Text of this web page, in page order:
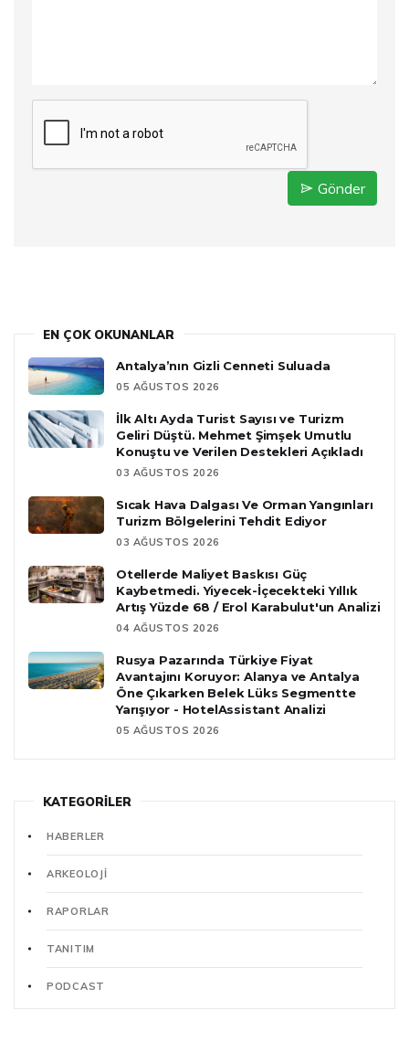
Gönder
EN ÇOK OKUNANLAR
Antalya’nın Gizli Cenneti Suluada
05 AĞUSTOS 2026
İlk Altı Ayda Turist Sayısı ve Turizm
Geliri Düştü. Mehmet Şimşek Umutlu
Konuştu ve Verilen Destekleri Açıkladı
03 AĞUSTOS 2026
Sıcak Hava Dalgası Ve Orman Yangınları
Turizm Bölgelerini Tehdit Ediyor
03 AĞUSTOS 2026
Otellerde Maliyet Baskısı Güç
Kaybetmedi. Yiyecek-İçecekteki Yıllık
Artış Yüzde 68 / Erol Karabulut'un Analizi
04 AĞUSTOS 2026
Rusya Pazarında Türkiye Fiyat
Avantajını Koruyor: Alanya ve Antalya
Öne Çıkarken Belek Lüks Segmentte
Yarışıyor - HotelAssistant Analizi
05 AĞUSTOS 2026
KATEGORILER
HABERLER
ARKEOLOJI
RAPORLAR
TANITIM
PODCAST